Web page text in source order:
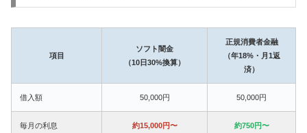
項目
ソフト闇金
（10日30%換算）
正規消費者金融
（年18%・月1返
済）
借入額 50,000円 50,000円
毎月の利息 約15,000円〜 約750円〜